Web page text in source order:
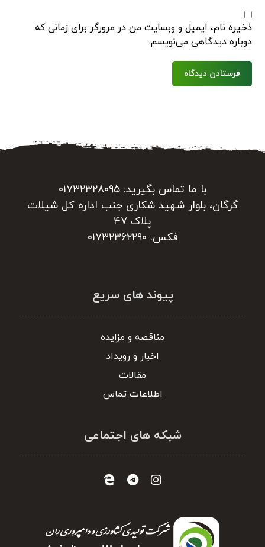
ذخیره نام، ایمیل و وبسایت من در مرورگر برای زمانی که
دوباره دیدگاهی می‌نویسم.
فرستادن دیدگاه
با ما تماس بگیرید: ۰۱۷۳۲۳۲۸۰۹۵
گرگان، بلوار شهید شکاری جنب اداره کل شیلات
پلاک ۴۷
فکس: ۰۱۷۳۲۳۶۲۲۹۰
پیوند های سریع
مناقصه و مزایده
اخبار و رویداد
مقالات
اطلاعات تماس
شبکه های اجتماعی